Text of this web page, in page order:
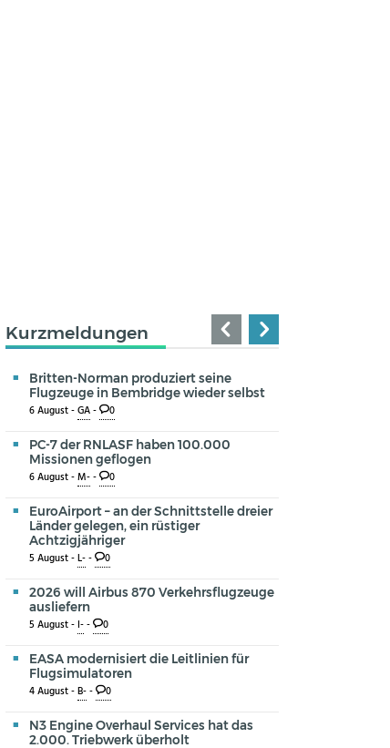
Kurzmeldungen
Britten-Norman produziert seine
Flugzeuge in Bembridge wieder selbst
6 August -GA- 0
PC-7 der RNLASF haben 100.000
Missionen geflogen
6 August -M-- 0
EuroAirport – an der Schnittstelle dreier
Länder gelegen, ein rüstiger
Achtzigjähriger
5 August -L-- 0
2026 will Airbus 870 Verkehrsflugzeuge
ausliefern
5 August -I-- 0
EASA modernisiert die Leitlinien für
Flugsimulatoren
4 August -B-- 0
N3 Engine Overhaul Services hat das
2.000. Triebwerk überholt